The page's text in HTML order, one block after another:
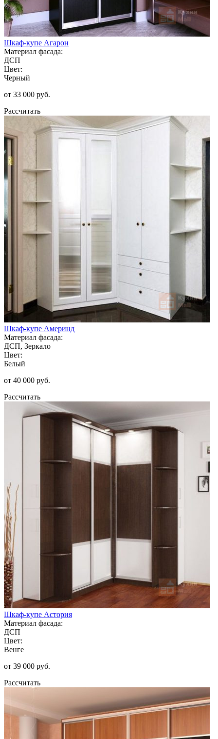
Шкаф-купе Агарон
Материал фасада:
ДСП
Цвет:
Черный
от 33 000 руб.
Рассчитать
Шкаф-купе Америнд
Материал фасада:
ДСП, Зеркало
Цвет:
Белый
от 40 000 руб.
Рассчитать
Шкаф-купе Астория
Материал фасада:
ДСП
Цвет:
Венге
от 39 000 руб.
Рассчитать